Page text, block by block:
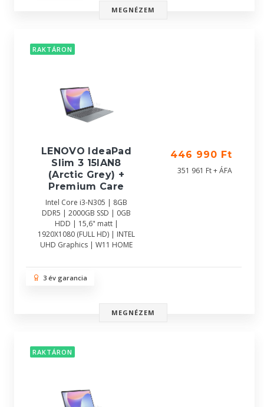
MEGNÉZEM
RAKTÁRON
LENOVO IdeaPad
Slim 3 15IAN8
(Arctic Grey) +
Premium Care
Intel Core i3-N305 | 8GB
DDR5 | 2000GB SSD | 0GB
HDD | 15,6" matt |
1920X1080 (FULL HD) | INTEL
UHD Graphics | W11 HOME
446 990 Ft
351 961 Ft + ÁFA
3 év garancia
MEGNÉZEM
RAKTÁRON